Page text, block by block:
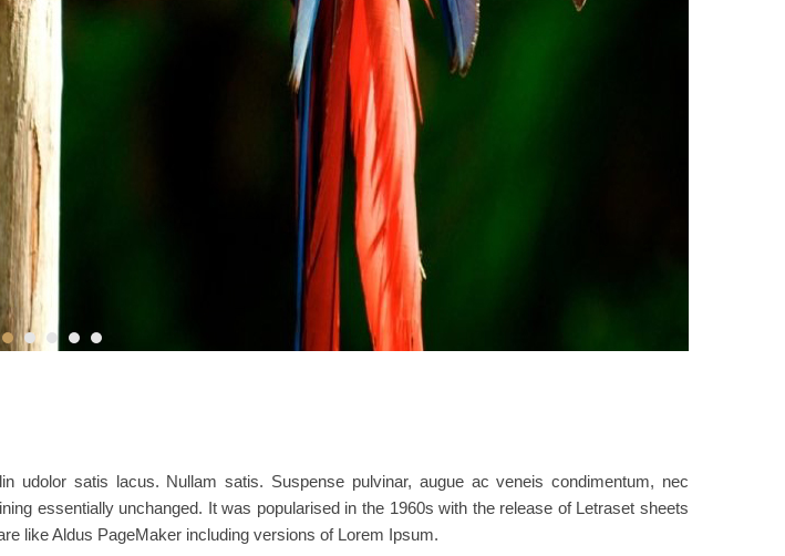
udolor satis lacus. Nullam satis. Suspense pulvinar, augue ac veneis condimentum, nec
essentially unchanged. It was popularised in the 1960s with the release of Letraset sheets
like Aldus PageMaker including versions of Lorem Ipsum.